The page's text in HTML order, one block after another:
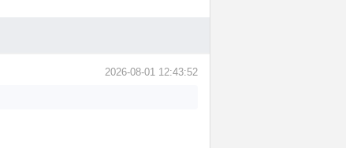
2026-08-01 12:43:52